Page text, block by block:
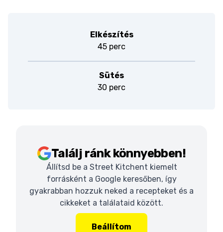
Elkészítés
45 perc
Sütés
30 perc
Találj ránk könnyebben!
Állítsd be a Street Kitchent kiemelt
forrásként a Google keresőben, így
gyakrabban hozzuk neked a recepteket és a
cikkeket a találataid között.
Beállítom